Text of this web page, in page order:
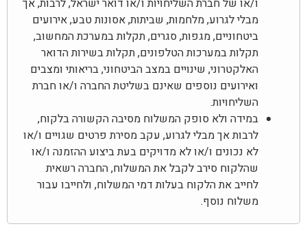
ו/או של חברת השליחויות ו/או דואר ישראל, לרבות, אך
מבלי לגרוע, מלחמות, שביתות, אסונות טבע, אירועים
ביטחוניים, מגפות, סגרים, תקלות במערכת המחשוב,
תקלות במערכות הטלפונים, תקלות בשירות הדואר
האלקטרוני, שינויים במצב הביטחוני, בריאותי ומצבים
ואירועים נוספים שאינם בשליטת החברה ו/או חברת
השליחויות.
במידה ולא סופק המשלוח מסיבה הקשורה בלקוח,
לרבות אך מבלי לגרוע, עקב מסירת פרטים שגויים ו/או
לא נכונים ו/או לא מדויקים בעת ביצוע ההזמנה ו/או
שהלקוח סירב לקבל את המשלוח, החברה רשאית
לחייב את הלקוח בעלות דמי המשלוח, ולחייבו עבור
משלוח נוסף.